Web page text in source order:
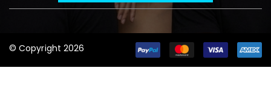
© Copyright 2026